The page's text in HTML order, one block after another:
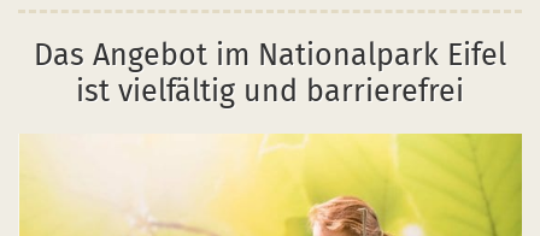
Das Angebot im Nationalpark Eifel
ist vielfältig und barrierefrei